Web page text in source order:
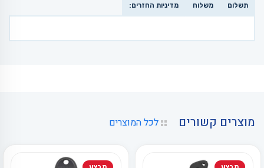
תשלום משלוח מדיניות החזרים:
מוצרים קשורים לכל המוצרים